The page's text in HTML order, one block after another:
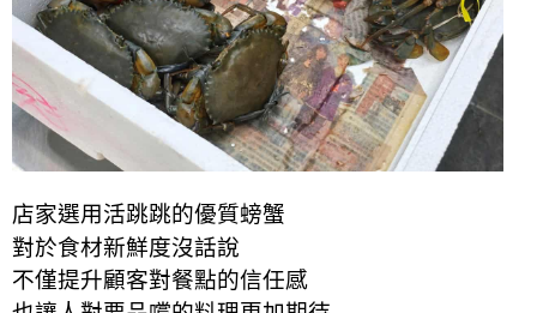
店家選用活跳跳的優質螃蟹
對於食材新鮮度沒話說
不僅提升顧客對餐點的信任感